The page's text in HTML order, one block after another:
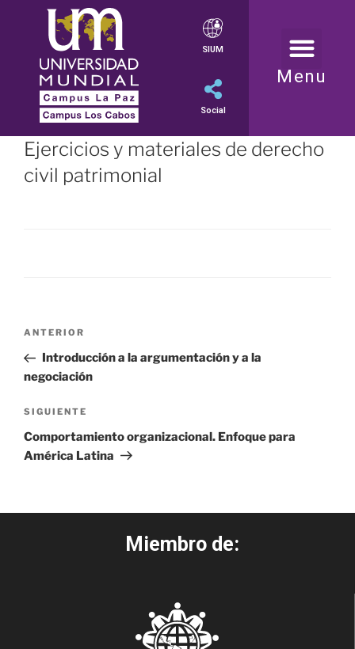
SIUM
Social
Menu
Ejercicios y materiales de derecho
civil patrimonial
ANTERIOR
Introducción a la argumentación y a la
negociación
SIGUIENTE
Comportamiento organizacional. Enfoque para
América Latina
Miembro de: